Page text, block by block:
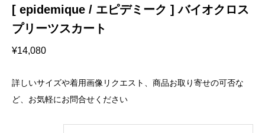
[ epidemique / エピデミーク ] バイオクロス
プリーツスカート
¥14,080
詳しいサイズや着用画像リクエスト、商品お取り寄せの可否な
ど、お気軽にお問合せください